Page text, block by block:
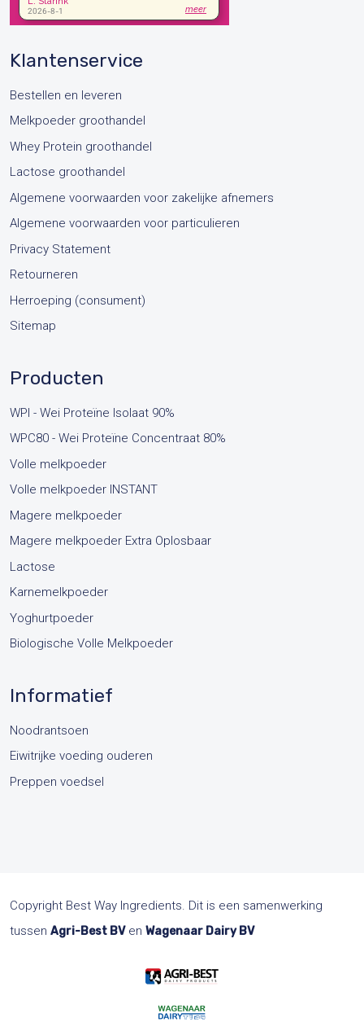
Klantenservice
Bestellen en leveren
Melkpoeder groothandel
Whey Protein groothandel
Lactose groothandel
Algemene voorwaarden voor zakelijke afnemers
Algemene voorwaarden voor particulieren
Privacy Statement
Retourneren
Herroeping (consument)
Sitemap
Producten
WPI - Wei Proteïne Isolaat 90%
WPC80 - Wei Proteïne Concentraat 80%
Volle melkpoeder
Volle melkpoeder INSTANT
Magere melkpoeder
Magere melkpoeder Extra Oplosbaar
Lactose
Karnemelkpoeder
Yoghurtpoeder
Biologische Volle Melkpoeder
Informatief
Noodrantsoen
Eiwitrijke voeding ouderen
Preppen voedsel
Copyright Best Way Ingredients. Dit is een samenwerking
tussen Agri-Best BVen Wagenaar Dairy BV